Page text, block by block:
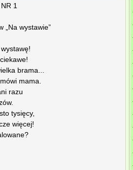
NR 1
„Na wystawie”
brama...
mama.
razu
tysięcy,
więcej!